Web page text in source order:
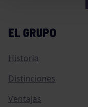
EL GRUPO
Historia
Distinciones
Ventajas